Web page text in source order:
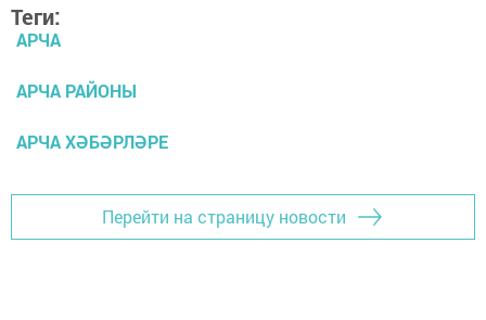
Теги:
АРЧА
АРЧА РАЙОНЫ
АРЧА ХӘБӘРЛӘРЕ
Перейти на страницу новости